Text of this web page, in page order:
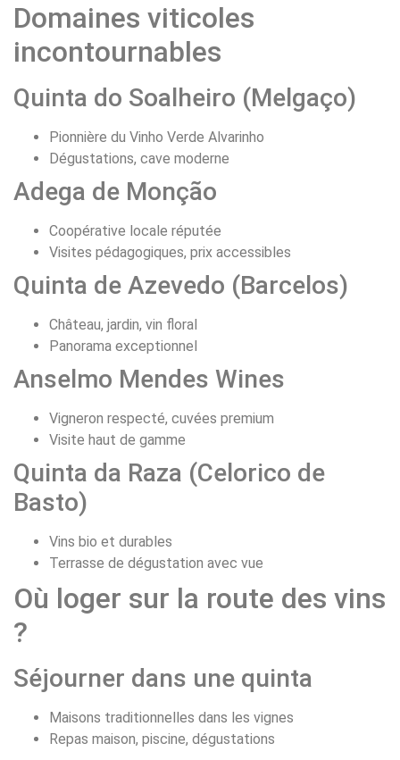
Domaines viticoles
incontournables
Quinta do Soalheiro (Melgaço)
Pionnière du Vinho Verde Alvarinho
Dégustations, cave moderne
Adega de Monção
Coopérative locale réputée
Visites pédagogiques, prix accessibles
Quinta de Azevedo (Barcelos)
Château, jardin, vin floral
Panorama exceptionnel
Anselmo Mendes Wines
Vigneron respecté, cuvées premium
Visite haut de gamme
Quinta da Raza (Celorico de
Basto)
Vins bio et durables
Terrasse de dégustation avec vue
Où loger sur la route des vins
?
Séjourner dans une quinta
Maisons traditionnelles dans les vignes
Repas maison, piscine, dégustations